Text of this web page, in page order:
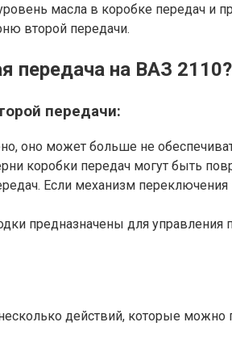
масла в коробке передач
второй передачи.
передача на ВАЗ 2110?
передачи:
оно может больше не
коробки передач могут быть
Если механизм
предназначены для
действий, которые